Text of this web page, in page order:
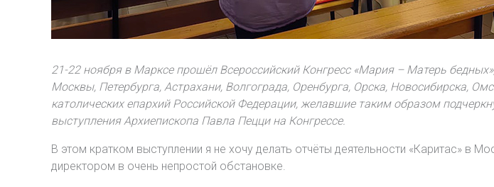
21-22 ноября в Марксе прошёл Всероссийский Конгресс «Мария – Матерь
Москвы, Петербурга, Астрахани, Волгограда, Оренбурга, Орска, Новосибирска,
католических епархий Российской Федерации, желавшие таким образом
выступления Архиепископа Павла Пецци на Конгрессе.
В этом кратком выступлении я не хочу делать отчёты деятельности «Каритас» в
директором в очень непростой обстановке.